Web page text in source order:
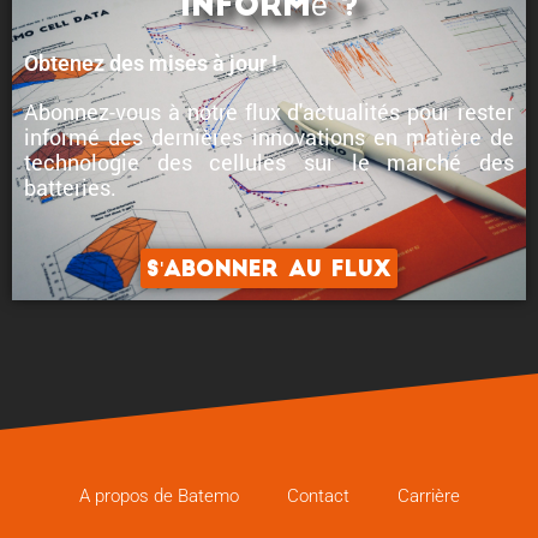
informé ?
Obtenez des mises à jour !
Abonnez-vous à notre flux d'actualités pour rester
informé desdernières innovations en matière de
technologie des cellulessur le marché des
batteries.
S'abonner au flux
A propos de Batemo Contact Carrière